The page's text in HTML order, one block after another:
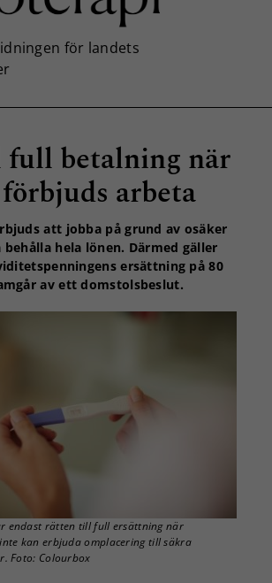
betalning när
arbeta
att jobba på grund av osäker
hela lönen. Därmed gäller
ersättning på 80
av ett domstolsbeslut.
endast rätten till full ersättning när
kan erbjuda omplacering till säkra
Foto: Colourbox